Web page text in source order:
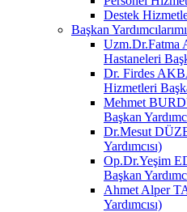
Destek
Başkan
Hastaneleri
Dr. Firdes
Hizmetleri
Mehmet
Başkan
Dr.Mesut
Yardımcısı)
Op.Dr.Yeşim
Başkan
Ahmet Alper
Yardımcısı)